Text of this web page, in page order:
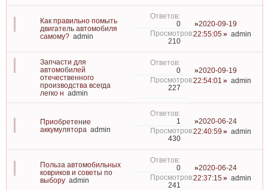
Как правильно помыть
двигатель автомобиля
самому? admin
0
210
2020-09-19
22:55:05
admin
Запчасти для
автомобилей
отечественного
производства всегда
легко н admin
0
227
2020-09-19
22:54:01
admin
Приобретение
аккумулятора admin
1
430
2020-06-24
22:40:59
admin
Польза автомобильных
ковриков и советы по
выбору admin
0
241
2020-06-24
22:37:15
admin